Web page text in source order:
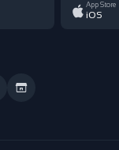
App Store
iOS